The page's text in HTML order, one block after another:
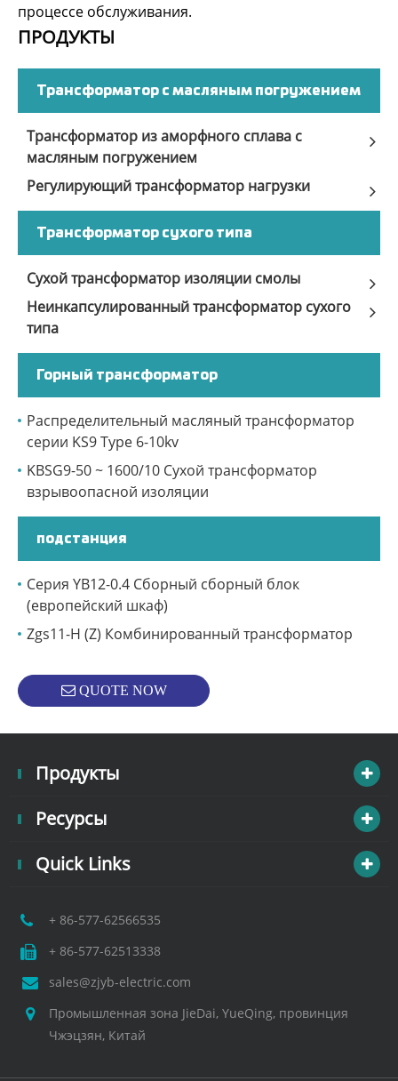
процессе обслуживания.
ПРОДУКТЫ
Трансформатор с масляным погружением
Трансформатор из аморфного сплава с
масляным погружением
Регулирующий трансформатор нагрузки
Трансформатор сухого типа
Сухой трансформатор изоляции смолы
Неинкапсулированный трансформатор сухого
типа
Горный трансформатор
Распределительный масляный трансформатор
серии KS9 Type 6-10kv
KBSG9-50 ~ 1600/10 Сухой трансформатор
взрывоопасной изоляции
подстанция
Серия YB12-0.4 Сборный сборный блок
(европейский шкаф)
Zgs11-H (Z) Комбинированный трансформатор
QUOTE NOW
Продукты
Ресурсы
Quick Links
+ 86-577-62566535
+ 86-577-62513338
sales@zjyb-electric.com
Промышленная зона JieDai, YueQing, провинция
Чжэцзян, Китай